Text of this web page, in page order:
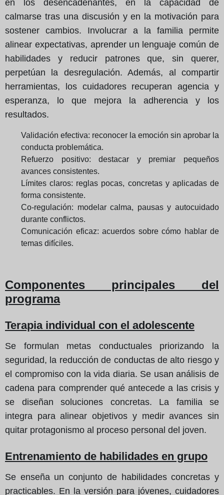
en los desencadenantes, en la capacidad de
calmarse tras una discusión y en la motivación para
sostener cambios. Involucrar a la familia permite
alinear expectativas, aprender un lenguaje común de
habilidades y reducir patrones que, sin querer,
perpetúan la desregulación. Además, al compartir
herramientas, los cuidadores recuperan agencia y
esperanza, lo que mejora la adherencia y los
resultados.
Validación efectiva: reconocer la emoción sin aprobar la
conducta problemática.
Refuerzo positivo: destacar y premiar pequeños
avances consistentes.
Límites claros: reglas pocas, concretas y aplicadas de
forma consistente.
Co-regulación: modelar calma, pausas y autocuidado
durante conflictos.
Comunicación eficaz: acuerdos sobre cómo hablar de
temas difíciles.
Componentes principales del
programa
Terapia individual con el adolescente
Se formulan metas conductuales priorizando la
seguridad, la reducción de conductas de alto riesgo y
el compromiso con la vida diaria. Se usan análisis de
cadena para comprender qué antecede a las crisis y
se diseñan soluciones concretas. La familia se
integra para alinear objetivos y medir avances sin
quitar protagonismo al proceso personal del joven.
Entrenamiento de habilidades en grupo
Se enseña un conjunto de habilidades concretas y
practicables. En la versión para jóvenes, cuidadores